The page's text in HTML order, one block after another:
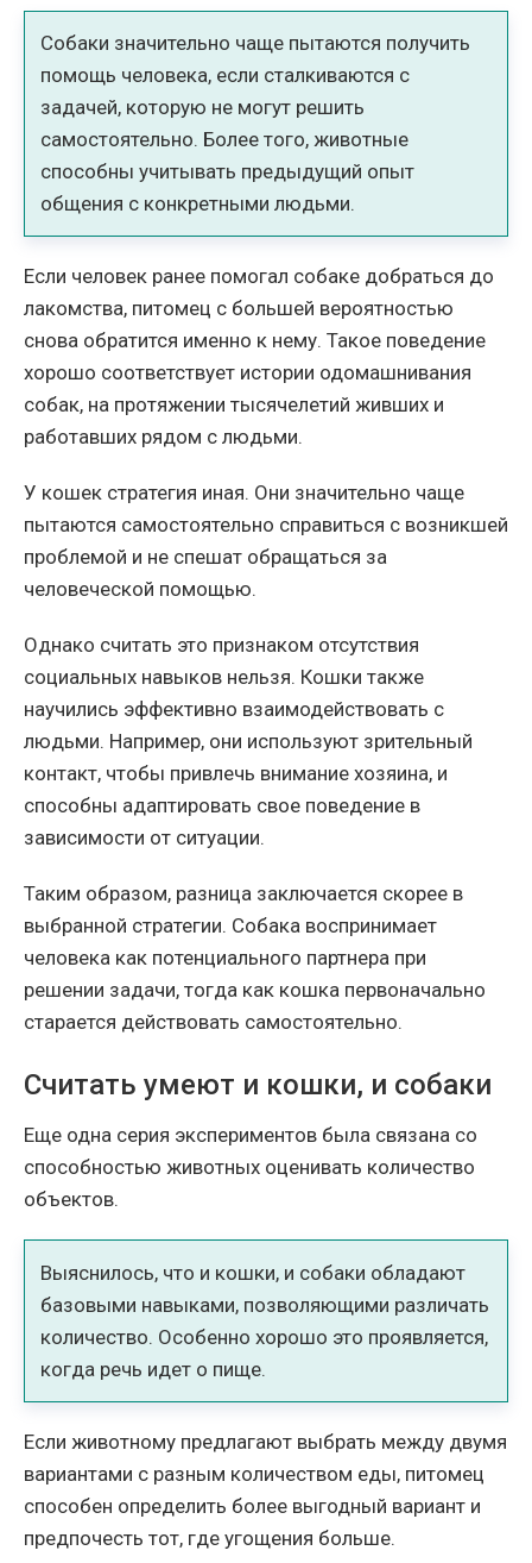
Собаки значительно чаще пытаются получить
помощь человека, если сталкиваются с
задачей, которую не могут решить
самостоятельно. Более того, животные
способны учитывать предыдущий опыт
общения с конкретными людьми.
Если человек ранее помогал собаке добраться до
лакомства, питомец с большей вероятностью
снова обратится именно к нему. Такое поведение
хорошо соответствует истории одомашнивания
собак, на протяжении тысячелетий живших и
работавших рядом с людьми.
У кошек стратегия иная. Они значительно чаще
пытаются самостоятельно справиться с возникшей
проблемой и не спешат обращаться за
человеческой помощью.
Однако считать это признаком отсутствия
социальных навыков нельзя. Кошки также
научились эффективно взаимодействовать с
людьми. Например, они используют зрительный
контакт, чтобы привлечь внимание хозяина, и
способны адаптировать свое поведение в
зависимости от ситуации.
Таким образом, разница заключается скорее в
выбранной стратегии. Собака воспринимает
человека как потенциального партнера при
решении задачи, тогда как кошка первоначально
старается действовать самостоятельно.
Считать умеют и кошки, и собаки
Еще одна серия экспериментов была связана со
способностью животных оценивать количество
объектов.
Выяснилось, что и кошки, и собаки обладают
базовыми навыками, позволяющими различать
количество. Особенно хорошо это проявляется,
когда речь идет о пище.
Если животному предлагают выбрать между двумя
вариантами с разным количеством еды, питомец
способен определить более выгодный вариант и
предпочесть тот, где угощения больше.